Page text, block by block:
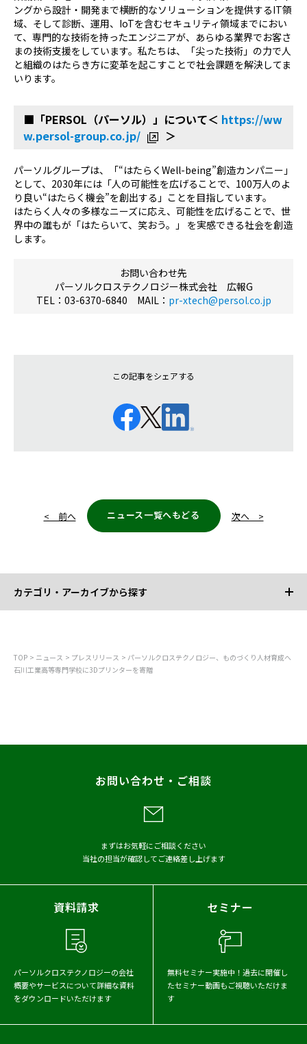
カテゴリ・アーカイブから探す
すべて
メディア掲載
2026年 2025年
2024年
2023年
2022年
2021年
2020年
2018年
2017年
ングから設計・開発まで横断的なソリューションを提供するIT領
域、そして診断、運用、 IoTを含むセキュリティ領域までにおい
て、専門的な技術を持ったエンジニアが、あらゆる業界でお客さ
まの技術支援をしています。私たちは、「尖った技術」の力で人
と組織のはたらき方に変革を起こすことで社会課題を解決してま
いります。
■「PERSOL（パーソル）」について＜ https://ww
w.persol-group.co.jp/
＞
パーソルグループは、「“はたらくWell-being”創造カンパニー」
として、2030年には「人の可能性を広げることで、100万人のよ
り良い“はたらく機会”を創出する」ことを目指しています。
はたらく人々の多様なニーズに応え、可能性を広げることで、世
界中の誰もが「はたらいて、笑おう。」 を実感できる社会を創造
します。
お問い合わせ先
パーソルクロステクノロジー株式会社 広報G
TEL：03-6370-6840 MAIL： pr-xtech@persol.co.jp
この記事をシェアする
< 前へ ニュース一覧へもどる 次へ >
TOP ニュース プレスリリース
パーソルクロステクノロジー、ものづくり人材育成へ
石川工業高等専門学校に3Dプリンターを寄贈
お問い合わせ・ご相談
まずはお気軽にご相談ください
当社の担当が確認してご連絡差し上げます
資料請求
パーソルクロステクノロジーの会社
概要やサービスについて詳細な資料
をダウンロードいただけます
セミナー
無料セミナー実施中！ 過去に開催し
たセミナー動画もご視聴いただけま
す